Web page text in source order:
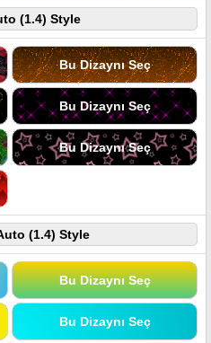
(1.4) Style
Bu Dizaynı Seç
Bu Dizaynı Seç
Bu Dizaynı Seç
(1.4) Style
Bu Dizaynı Seç
Bu Dizaynı Seç